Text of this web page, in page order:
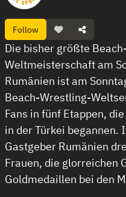
Follow
Die bisher größte
Weltmeisterschaft am
Rumänien ist am
Beach-Wrestling-
Fans in fünf Etappen,
in der Türkei begannen.
Gastgeber Rumänien
Frauen, die glorreichen
Goldmedaillen bei den